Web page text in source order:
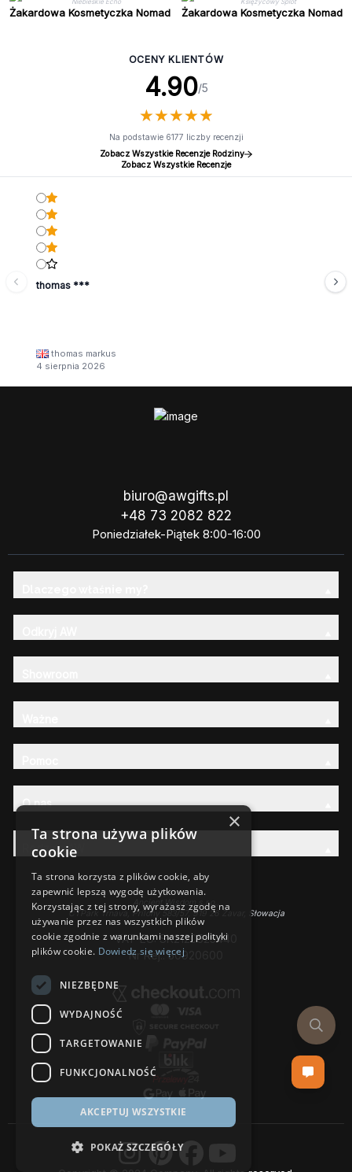
Żakardowa Kosmetyczka Nomad
Żakardowa Kosmetyczka Nomad
OCENY KLIENTÓW
4.90/5
★★★★★
★★★★★
Na podstawie 6177 liczby recenzji
Zobacz Wszystkie Recenzje Rodziny
Zobacz Wszystkie Recenzje
thomas ***
thomas markus
4 sierpnia 2026
biuro@awgifts.pl
+48 73 2082 822
Poniedziałek-Piątek 8:00-16:00
O nas
Rodzina AW
Ancient Wisdom s.r.o.,
CTPark Trnava, Prílohy 583/57, 919 26 Zavar, Słowacja
VAT-EU: SK2120525440
Nr Rej.: 50920600
×
Ta strona używa plików
cookie
Ta strona korzysta z plików cookie, aby
zapewnić lepszą wygodę użytkowania.
Korzystając z tej strony, wyrażasz zgodę na
używanie przez nas wszystkich plików
cookie zgodnie z warunkami naszej polityki
plików cookie. Dowiedz się więcej
NIEZBĘDNE
WYDAJNOŚĆ
TARGETOWANIE
FUNKCJONALNOŚĆ
AKCEPTUJ WSZYSTKIE
POKAŻ SZCZEGÓŁY